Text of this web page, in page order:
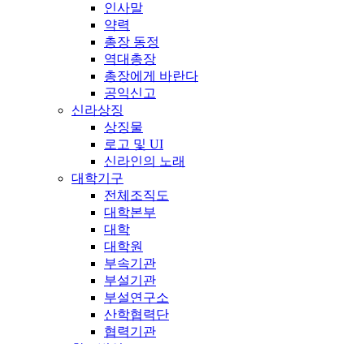
인사말
약력
총장 동정
역대총장
총장에게 바란다
공익신고
신라상징
상징물
로고 및 UI
신라인의 노래
대학기구
전체조직도
대학본부
대학
대학원
부속기관
부설기관
부설연구소
산학협력단
협력기관